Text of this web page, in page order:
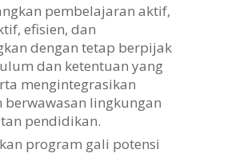
pembelajaran aktif,
efisien, dan
dengan tetap berpijak
dan ketentuan yang
mengintegrasikan
berwawasan lingkungan
pendidikan.
program gali potensi